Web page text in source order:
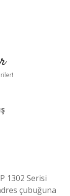
1302 Serisi
çubuğuna